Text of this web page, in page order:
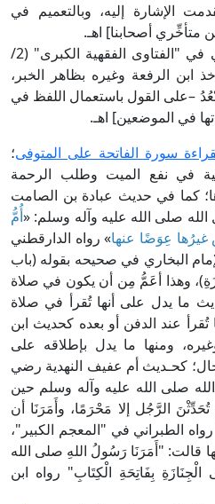
إليه، وبالتعميم في
أصحابنا] اهـ.
وقال العلامة ابن حجر الهيتمي في "الفتاوى الفقهية الكبرى" (2/
ابن الرفعة وغيره بظاهر الخبر،
–على القول باستعمال اللفظ في
في الموضعين] اهـ.
سورة الفاتحة على المتوفى؛
في نفع الميت وطلب الرحمة
كما في حديث عبادة بن الصامت
صلى الله عليه وآله وسلم: «أُمُّ
عِوَضًا عنها» رواه الدارقطني
البخاري في صحيحه بقوله (باب
وهذا أعَمُّ مِن أن يكون في صلاة
ما يدل على أنها تُقرأ في صلاة
عند الدفن أو بعده كحديث ابن
ومنها ما يدل بإطلاقه على
كحـديث أم عفيف النهدية رضي
صلى الله عليه وآله وسلم حين
الرَّجُل إلا مَحْرَمًا، وأَمَرَنَا أن
الطبراني في "المعجم الكبير"،
"أَمَرَنَا رَسُولُ اللهِ صلى الله
بِفَاتِحَةِ الْكِتَابِ" رواه ابن